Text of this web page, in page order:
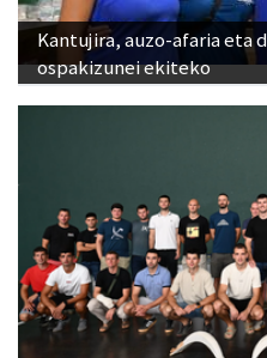
Kantujira, auzo-afaria eta
ospakizunei ekiteko